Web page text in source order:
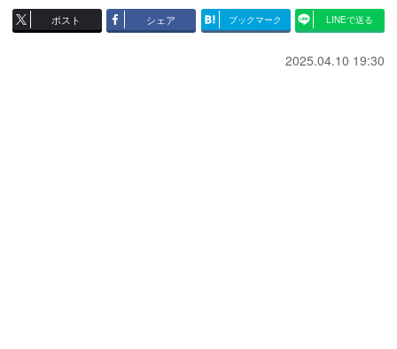
ポスト シェア ブックマーク LINEで送る
2025.04.10 19:30